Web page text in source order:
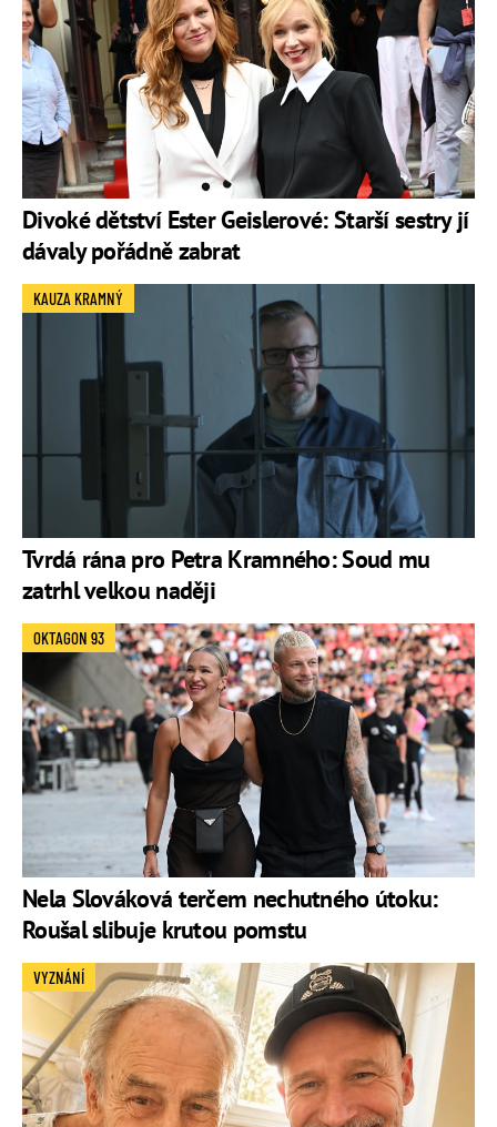
Divoké dětství Ester Geislerové: Starší sestry jí
dávaly pořádně zabrat
Tvrdá rána pro Petra Kramného: Soud mu
zatrhl velkou naději
KAUZA KRAMNÝ
Nela Slováková terčem nechutného útoku:
Roušal slibuje krutou pomstu
OKTAGON 93
VYZNÁNÍ